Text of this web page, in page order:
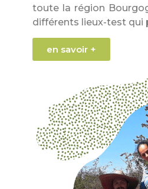
toute la région
différents lieux-test qui
en savoir +